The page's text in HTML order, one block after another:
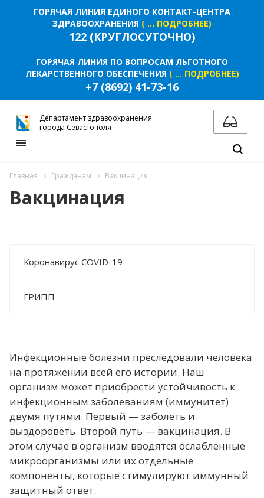
Главная Гражданам Вакцинация
Вакцинация
Коронавирус COVID-19
ГРИПП
Инфекционные болезни преследовали человека
на протяжении всей его истории. Наш
организм может приобрести устойчивость к
инфекционным заболеваниям (иммунитет)
двумя путями. Первый — заболеть и
выздороветь. Второй путь — вакцинация. В
этом случае в организм вводятся ослабленные
микроорганизмы или их отдельные
компоненты, которые стимулируют иммунный
защитный ответ.
ГОРЯЧАЯ ЛИНИЯ ЕДИНОГО КОНТАКТ-ЦЕНТРА
ЗДРАВООХРАНЕНИЯ ( ... ПОДРОБНЕЕ)
122 (КРУГЛОСУТОЧНО)
ГОРЯЧАЯ ЛИНИЯ ПО ВОПРОСАМ ЛЬГОТНОГО
ЛЕКАРСТВЕННОГО ОБЕСПЕЧЕНИЯ ( ... ПОДРОБНЕЕ)
+7 (8692) 41-73-16
Департамент здравоохранения
города Севастополя
ИНФОГРАФИКА
МЕРОПРИЯТИЯ
ВИДЕО
ПРОТИВОДЕЙСТВИЕ ТЕРРОРИЗМУ И
ЭКСТРЕМИЗМУ